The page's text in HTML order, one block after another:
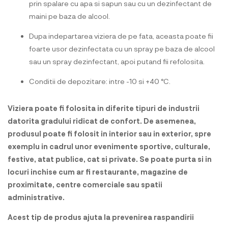
prin spalare cu apa si sapun sau cu un dezinfectant de
maini pe baza de alcool.
Dupa indepartarea viziera de pe fata, aceasta poate fii
foarte usor dezinfectata cu un spray pe baza de alcool
sau un spray dezinfectant, apoi putand fii refolosita.
Conditii de depozitare: intre -10 si +40 °C.
Viziera poate fi folosita in diferite tipuri de industrii
datorita gradului ridicat de confort. De asemenea,
produsul poate fi folosit in interior sau in exterior, spre
exemplu in cadrul unor evenimente sportive, culturale,
festive, atat publice, cat si private. Se poate purta si in
locuri inchise cum ar fi restaurante, magazine de
proximitate, centre comerciale sau spatii
administrative.
Acest tip de produs ajuta la prevenirea raspandirii